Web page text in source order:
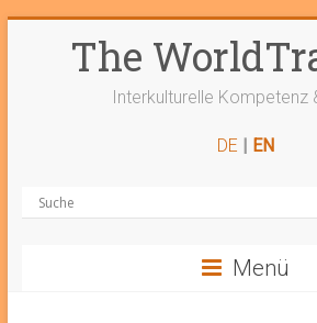
The
Interkulturelle Kompetenz
DE | EN
Menü